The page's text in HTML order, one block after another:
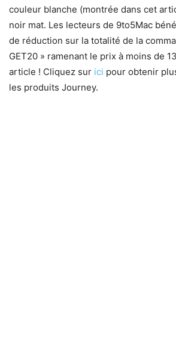
couleur blanche (montrée dans cet
noir mat. Les lecteurs de 9to5Mac
de réduction sur la totalité de la
GET20 » ramenant le prix à moins de
article ! Cliquez sur ici pour obtenir
les produits Journey.